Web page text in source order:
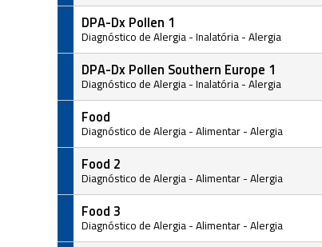
DPA-Dx Pollen 1
Diagnóstico de Alergia - Inalatória - Alergia
DPA-Dx Pollen Southern Europe 1
Diagnóstico de Alergia - Inalatória - Alergia
Food
Diagnóstico de Alergia - Alimentar - Alergia
Food 2
Diagnóstico de Alergia - Alimentar - Alergia
Food 3
Diagnóstico de Alergia - Alimentar - Alergia